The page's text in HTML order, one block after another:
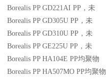
Borealis PP GD221AI PP ，未
Borealis PP GD305U PP ，未
Borealis PP GD310U PP ，未
Borealis PP GE225U PP ，未
Borealis PP HA104E PP均聚物
Borealis PP HA507MO PP均聚物